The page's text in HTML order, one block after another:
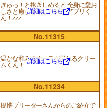
ぎゅっ！と抱きしめると 全身に愛お
しさと癒しを感じられる アプリく
ん！zzz
詳細はこちら
No.11315
温かな和みのオーラが溢れるクリー
ムくん！ 詳細はこちら
No.11234
提携ブリーダーさんからのご紹介で